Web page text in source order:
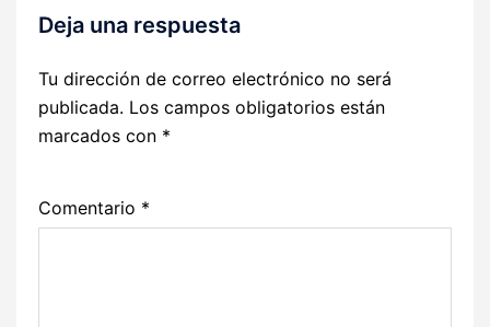
Deja una respuesta
Tu dirección de correo electrónico no será
publicada. Los campos obligatorios están
marcados con *
Comentario *